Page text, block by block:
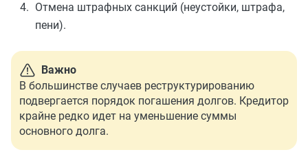
Отмена штрафных санкций (неустойки, штрафа,
пени).
Важно
В большинстве случаев реструктурированию
подвергается порядок погашения долгов. Кредитор
крайне редко идет на уменьшение суммы
основного долга.